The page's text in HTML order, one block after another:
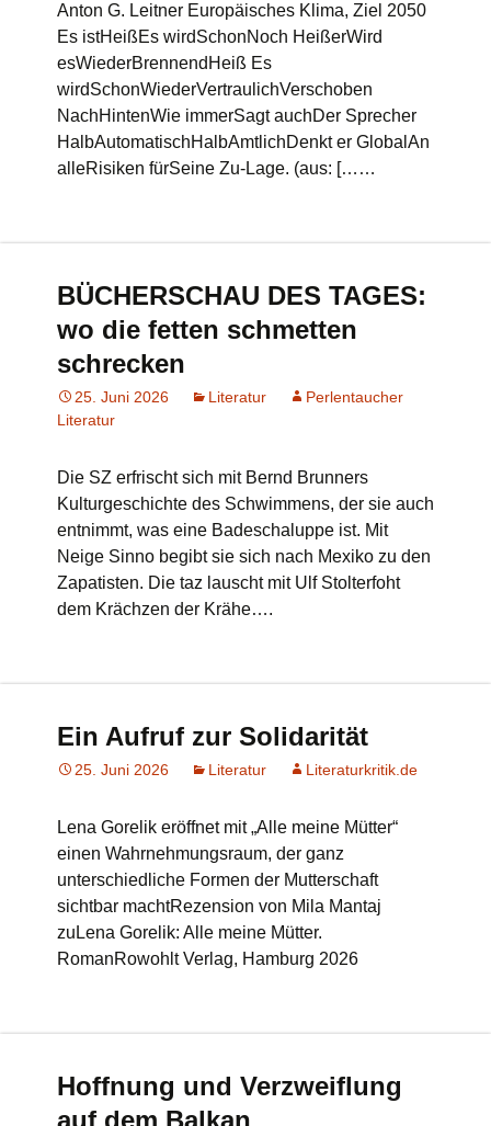
Anton G. Leitner Europäisches Klima, Ziel 2050
Es istHeißEs wirdSchonNoch HeißerWird
esWiederBrennendHeiß Es
wirdSchonWiederVertraulichVerschoben
NachHintenWie immerSagt auchDer Sprecher
HalbAutomatischHalbAmtlichDenkt er GlobalAn
alleRisiken fürSeine Zu-Lage. (aus: [……
BÜCHERSCHAU DES TAGES:
wo die fetten schmetten
schrecken
25. Juni 2026 Literatur
Perlentaucher
Literatur
Die SZ erfrischt sich mit Bernd Brunners
Kulturgeschichte des Schwimmens, der sie auch
entnimmt, was eine Badeschaluppe ist. Mit
Neige Sinno begibt sie sich nach Mexiko zu den
Zapatisten. Die taz lauscht mit Ulf Stolterfoht
dem Krächzen der Krähe….
Ein Aufruf zur Solidarität
25. Juni 2026 Literatur Literaturkritik.de
Lena Gorelik eröffnet mit „Alle meine Mütter“
einen Wahrnehmungsraum, der ganz
unterschiedliche Formen der Mutterschaft
sichtbar machtRezension von Mila Mantaj
zuLena Gorelik: Alle meine Mütter.
RomanRowohlt Verlag, Hamburg 2026
Hoffnung und Verzweiflung
auf dem Balkan